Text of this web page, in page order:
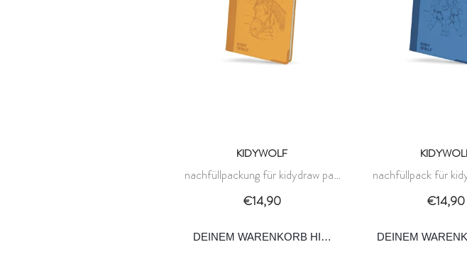
KIDYWOLF
nachfüllpackung für kidydraw pad
- horses 8+ - kidywolf
€14,90
DEINEM WARENKORB HINZUFÜGEN
nachfüllpack für
sport 8+ -
€14,90
DEINEM